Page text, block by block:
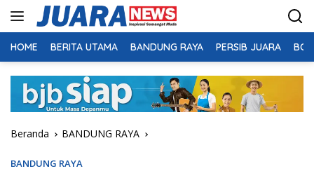
HOME BERITA UTAMA BANDUNG RAYA PERSIB JUARA
Beranda BANDUNG RAYA
BANDUNG RAYA